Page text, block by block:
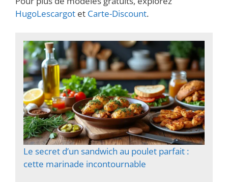
HugoLescargot et Carte-Discount.
Le secret d’un sandwich au poulet parfait :
cette marinade incontournable